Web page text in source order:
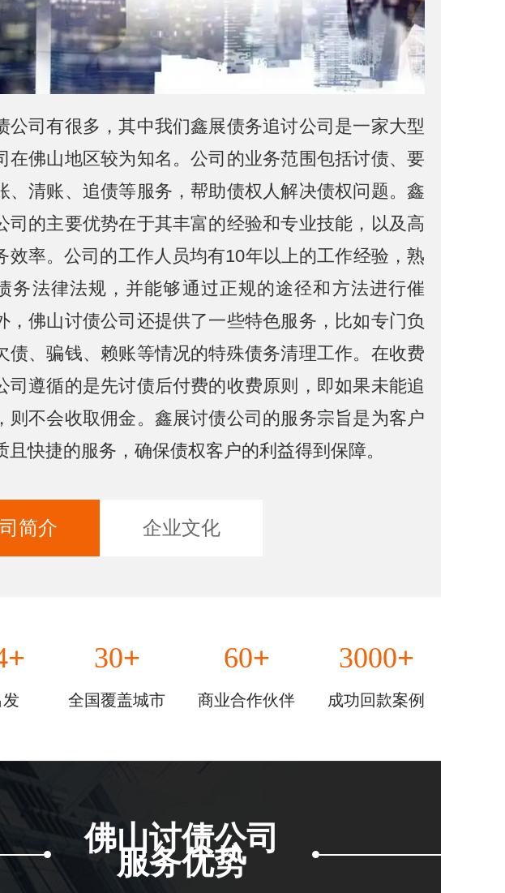
公司有很多，其中我们鑫展债务追讨公司是一家大型
在佛山地区较为知名。公司的业务范围包括讨债、要
、清账、追债等服务，帮助债权人解决债权问题。鑫
司的主要优势在于其丰富的经验和专业技能，以及高
效率。公司的工作人员均有10年以上的工作经验，熟
务法律法规，并能够通过正规的途径和方法进行催
，佛山讨债公司还提供了一些特色服务，比如专门负
债、骗钱、赖账等情况的特殊债务清理工作。在收费
司遵循的是先讨债后付费的收费原则，即如果未能追
则不会收取佣金。鑫展讨债公司的服务宗旨是为客户
且快捷的服务，确保债权客户的利益得到保障。
简介 企业文化
+
发
30+
全国覆盖城市
60+
商业合作伙伴
3000+
成功回款案例
佛山讨债公司
服务优势